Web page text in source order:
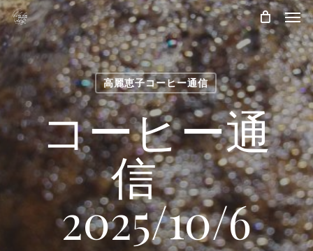
Skip
to
main
content
高麗恵子コーヒー通信
コーヒー通
信
2025/10/6